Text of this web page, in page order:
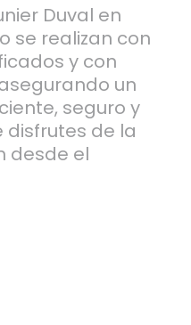
Duval en
se realizan con
y con
un
seguro y
de la
desde el